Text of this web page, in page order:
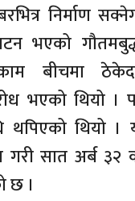
निर्माण
भएको गौतमबुद्ध
बीचमा
भएको थियो ।
थपिएको थियो
सात अर्ब ३२
छ ।